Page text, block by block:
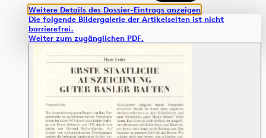
Weitere Details des Dossier-Eintrags anzeigen
Die folgende Bildergalerie der Artikelseiten ist nicht
barrierefrei.
Weiter zum zugänglichen PDF.